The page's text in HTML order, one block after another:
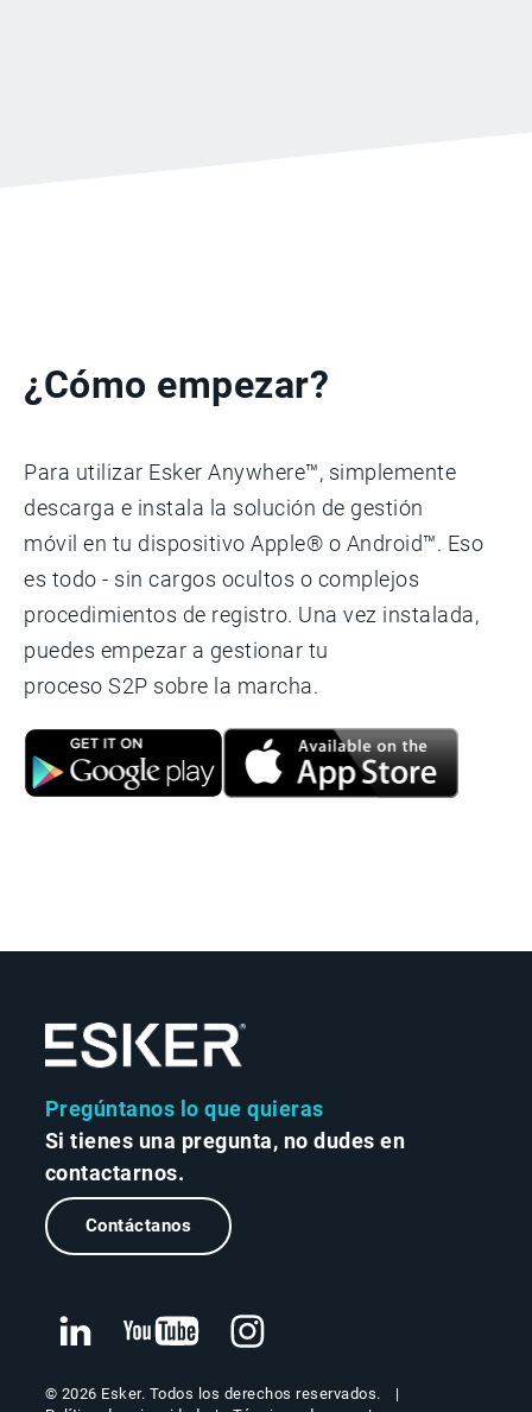
¿Cómo empezar?
Para utilizar Esker Anywhere™, simplemente
descarga e instala la solución de gestión
móvil en tu dispositivo Apple® o Android™. Eso
es todo - sin cargos ocultos o complejos
procedimientos de registro. Una vez instalada,
puedes empezar a gestionar tu
proceso S2P sobre la marcha.
Pregúntanos lo que quieras
Si tienes una pregunta, no dudes en
contactarnos.
Contáctanos
© 2026 Esker. Todos los derechos reservados.